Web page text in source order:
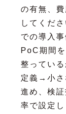
の有無、
してくだ
での導入
PoC期間
整ってい
定義→小
進め、検
率で設定